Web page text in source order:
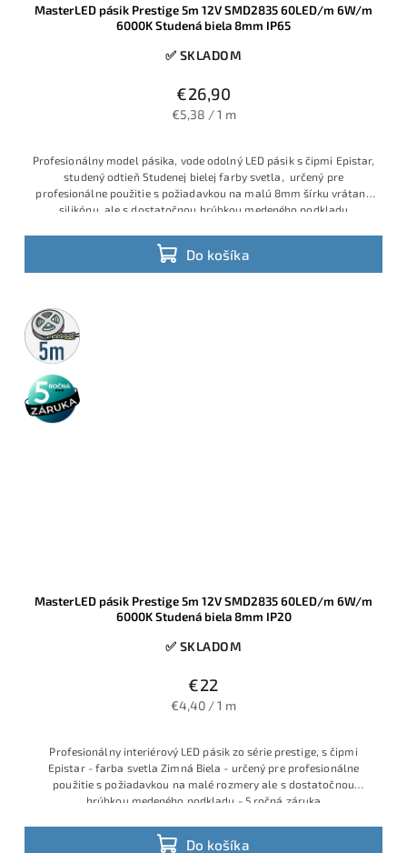
MasterLED pásik Prestige 5m 12V SMD2835 60LED/m 6W/m
6000K Studená biela 8mm IP65
✅ SKLADOM
€26,90
€5,38 / 1 m
Do košíka
Profesionálny model pásika, vode odolný LED pásik s čipmi Epistar,
studený odtieň Studenej bielej farby svetla, určený pre
profesionálne použitie s požiadavkou na malú 8mm šírku vrátane
silikónu, ale s dostatočnou hrúbkou medeného podkladu
5m
rolka
5 rokov
záruka
MasterLED pásik Prestige 5m 12V SMD2835 60LED/m 6W/m
6000K Studená biela 8mm IP20
✅ SKLADOM
€22
€4,40 / 1 m
Do košíka
Profesionálny interiérový LED pásik zo série prestige, s čipmi
Epistar - farba svetla Zimná Biela - určený pre profesionálne
použitie s požiadavkou na malé rozmery ale s dostatočnou
hrúbkou medeného podkladu - 5 ročná záruka